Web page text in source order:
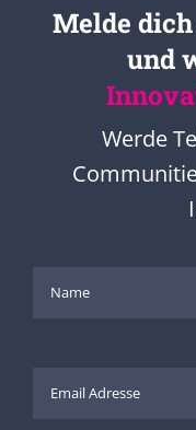
Melde
und
Werde